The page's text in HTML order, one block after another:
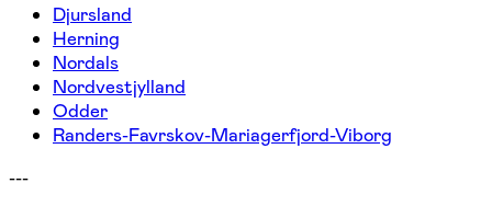
Djursland
Herning
Nordals
Nordvestjylland
Odder
Randers-Favrskov-Mariagerfjord-Viborg
---